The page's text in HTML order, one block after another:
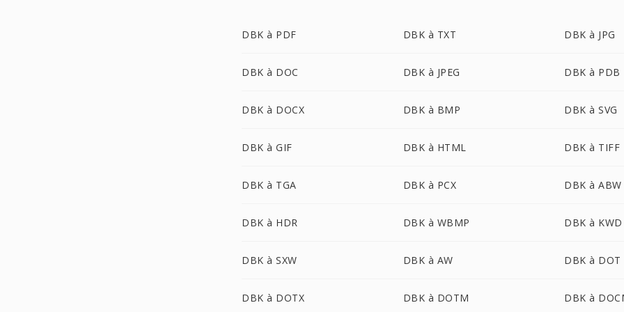
DBK à PDF DBK à TXT DBK à JPG
DBK à DOC DBK à JPEG DBK à PDB
DBK à DOCX DBK à BMP DBK à SVG
DBK à GIF DBK à HTML DBK à TIFF
DBK à TGA DBK à PCX DBK à ABW
DBK à HDR DBK à WBMP DBK à KWD
DBK à SXW DBK à AW DBK à DOT
DBK à DOTX DBK à DOTM DBK à